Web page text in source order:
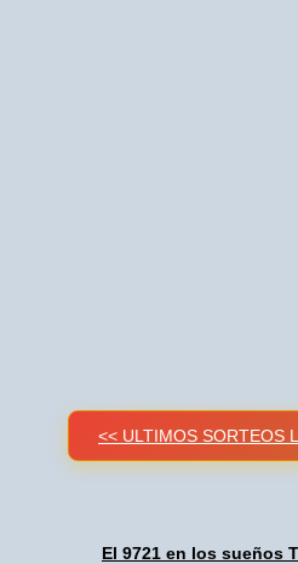
<< ULTIMOS SORTEOS
El 9721 en los sueños